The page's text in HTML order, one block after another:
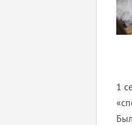
1